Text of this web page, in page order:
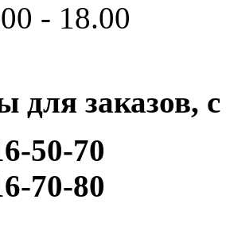
- 18.00
для заказов,
50-70
70-80